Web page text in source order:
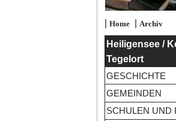
| Home| Archiv
Heiligensee /
Tegelort
GESCHICHTE
GEMEINDEN
SCHULEN UND